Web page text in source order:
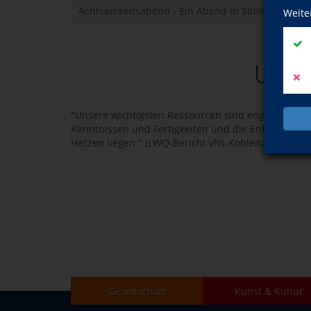
Achtsamkeitsabend - Ein Abend in Stille
"Unsere wichtigsten Ressourcen sind engagierte
Kenntnissen und Fertigkeiten und die
Herzen liegen." (LWQ-Bericht vhs-Koblenz,
Gesellschaft Kunst & Kultur